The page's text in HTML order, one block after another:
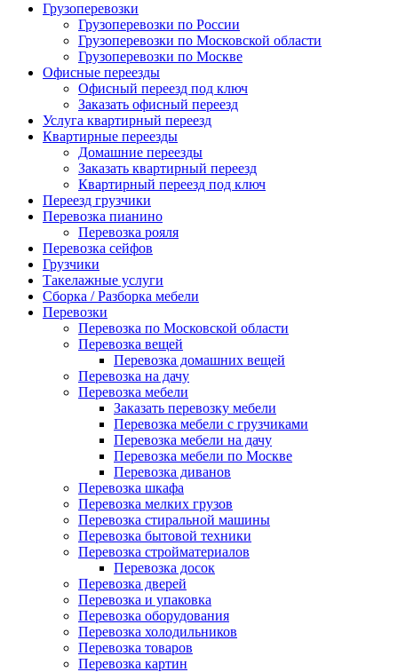
Грузоперевозки
Грузоперевозки по России
Грузоперевозки по Московской области
Грузоперевозки по Москве
Офисные переезды
Офисный переезд под ключ
Заказать офисный переезд
Услуга квартирный переезд
Квартирные переезды
Домашние переезды
Заказать квартирный переезд
Квартирный переезд под ключ
Переезд грузчики
Перевозка пианино
Перевозка рояля
Перевозка сейфов
Грузчики
Такелажные услуги
Сборка / Разборка мебели
Перевозки
Перевозка по Московской области
Перевозка вещей
Перевозка домашних вещей
Перевозка на дачу
Перевозка мебели
Заказать перевозку мебели
Перевозка мебели с грузчиками
Перевозка мебели на дачу
Перевозка мебели по Москве
Перевозка диванов
Перевозка шкафа
Перевозка мелких грузов
Перевозка стиральной машины
Перевозка бытовой техники
Перевозка стройматериалов
Перевозка досок
Перевозка дверей
Перевозка и упаковка
Перевозка оборудования
Перевозка холодильников
Перевозка товаров
Перевозка картин